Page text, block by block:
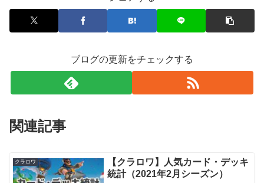
ブログの更新をチェックする
関連記事
クラロワ
【クラロワ】人気カード・デッキ
統計（2021年2月シーズン）